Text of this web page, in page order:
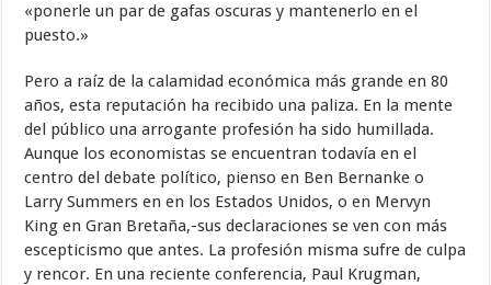
«ponerle un par de gafas oscuras y mantenerlo en el
puesto.»
Pero a raíz de la calamidad económica más grande en 80
años, esta reputación ha recibido una paliza. En la mente
del público una arrogante profesión ha sido humillada.
Aunque los economistas se encuentran todavía en el
centro del debate político, pienso en Ben Bernanke o
Larry Summers en en los Estados Unidos, o en Mervyn
King en Gran Bretaña,-sus declaraciones se ven con más
escepticismo que antes. La profesión misma sufre de culpa
y rencor. En una reciente conferencia, Paul Krugman,